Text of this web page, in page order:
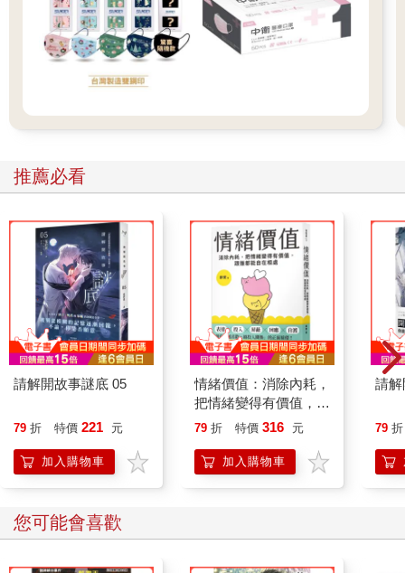
4.慢慢把腿放下。接著趴在地上，用慢動作把兩隻手放在地板
上。保持這個動作，留意身體的感覺有沒有變化。
5.慢慢站起來，用慢動作左右轉動你的頭。轉頭時，留意脖子有
什麼感覺。身體其他部位也有感覺嗎？把眼睛閉上，身體有什麼
孩子與父母剛開始練習靜心時，通常會先接觸正念呼吸，以呼吸
覺得很難。有時候，原本喜歡用呼吸做為定位點的人，會對此感
到厭煩，或是發現不再管用了。以上反應都很正常，因此，多嘗
試幾種注意力定位點非常重要。
動作、感官覺知、聲音、圖像和語言，都是非常容易取得的定位
點，有助於培養聚焦力。另一個常用的定位技巧是輕鬆凝視某個
對象。我一開始教我兒子練習正念時，我們會坐在軟墊上，看著
一隻黃色小鴨。當他看膩了，就把黃色小鴨換成鮮綠色的塑膠青
蛙。當他長大一點時，就改成凝視一顆平滑的石頭。
推薦必看
請解開故事謎底 05
79 折 特價 221 元
加入購物車
情緒價值：消除內耗，
把情緒變得有價值，跟
誰都能自在相處
79 折 特價 316 元
加入購物車
請解
79 折
您可能會喜歡